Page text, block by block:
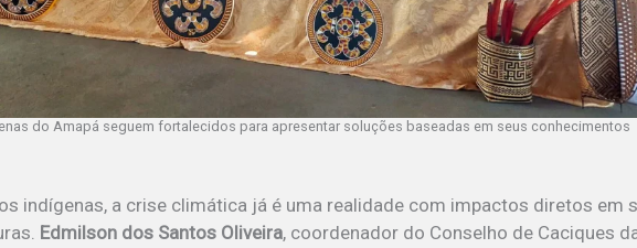
do Amapá seguem fortalecidos para apresentar soluções baseadas em seus conhecimentos
indígenas, a crise climática já é uma realidade com impactos diretos em
Edmilson dos Santos Oliveira, coordenador do Conselho de Caciques